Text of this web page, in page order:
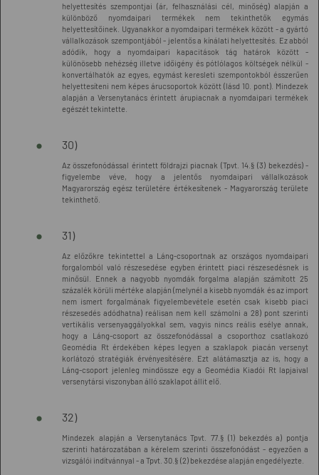
helyettesítés szempontjai (ár, felhasználási cél, minőség) alapján a
különböző nyomdaipari termékek nem tekinthetők egymás
helyettesítőinek. Ugyanakkor a nyomdaipari termékek között - a gyártó
vállalkozások szempontjából - jelentős a kínálati helyettesítés. Ez abból
adódik, hogy a nyomdaipari kapacitások tág határok között -
különösebb nehézség illetve időigény és pótlólagos költségek nélkül -
konvertálhatók az egyes, egymást keresleti szempontokból ésszerűen
helyettesíteni nem képes árucsoportok között (lásd 10. pont). Mindezek
alapján a Versenytanács érintett árupiacnak a nyomdaipari termékek
egészét tekintette.
30)
Az összefonódással érintett földrajzi piacnak (Tpvt. 14.§ (3) bekezdés) -
figyelembe véve, hogy a jelentős nyomdaipari vállalkozások
Magyarország egész területére értékesítenek - Magyarország területe
tekinthető.
31)
Az előzőkre tekintettel a Láng-csoportnak az országos nyomdaipari
forgalomból való részesedése egyben érintett piaci részesedésnek is
minősül. Ennek a nagyobb nyomdák forgalma alapján számított 25
százalék körüli mértéke alapján (melynél a kisebb nyomdák és az import
nem ismert forgalmának figyelembevétele esetén csak kisebb piaci
részesedés adódhatna) reálisan nem kell számolni a 28) pont szerinti
vertikális versenyaggályokkal sem, vagyis nincs reális esélye annak,
hogy a Láng-csoport az összefonódással a csoporthoz csatlakozó
Geomédia Rt érdekében képes legyen a szaklapok piacán versenyt
korlátozó stratégiák érvényesítésére. Ezt alátámasztja az is, hogy a
Láng-csoport jelenleg mindössze egy a Geomédia Kiadói Rt lapjaival
versenytársi viszonyban álló szaklapot állit elő.
32)
Mindezek alapján a Versenytanács Tpvt. 77.§ (1) bekezdés a) pontja
szerinti határozatában a kérelem szerinti összefonódást - egyezően a
vizsgálói indítvánnyal - a Tpvt. 30.§ (2) bekezdése alapján engedélyezte.